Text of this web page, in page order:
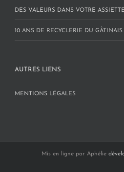
DES VALEURS DANS VOTRE
10 ANS DE RECYCLERIE DU GÂTINAIS
AUTRES LIENS
MENTIONS LÉGALES
Mis en ligne par Aphélie